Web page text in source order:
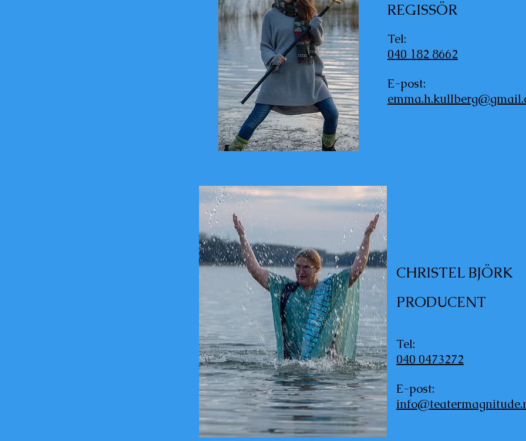
REGISSÖR
Tel:
040 182 8662
E-post:
emma.h.kullberg@
CHRISTEL BJÖRK
PRODUCENT
Tel:
040 0473272
E-post:
info@